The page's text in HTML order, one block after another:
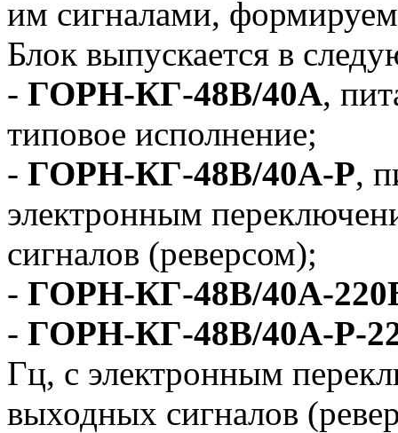
им сигналами,
Блок выпускается в
- ГОРН-КГ-48В/40А,
типовое исполнение;
- ГОРН-КГ-48В/40А-Р,
электронным
сигналов (реверсом);
- ГОРН-КГ-48В/40А-
- ГОРН-КГ-48В/40А-Р-
Гц, с электронным
выходных сигналов